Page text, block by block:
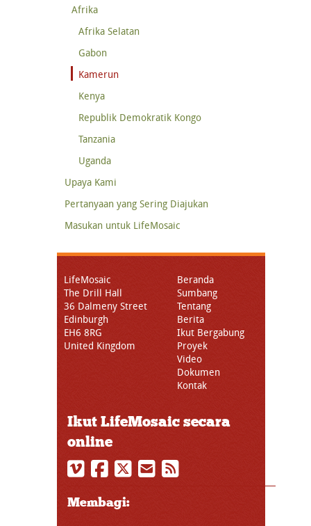
Afrika
Afrika Selatan
Gabon
Kamerun
Kenya
Republik Demokratik Kongo
Tanzania
Uganda
Upaya Kami
Pertanyaan yang Sering Diajukan
Masukan untuk LifeMosaic
LifeMosaic
The Drill Hall
36 Dalmeny Street
Edinburgh
EH6 8RG
United Kingdom
Beranda
Sumbang
Tentang
Berita
Ikut Bergabung
Proyek
Video
Dokumen
Kontak
Ikut LifeMosaic secara
online
Membagi: